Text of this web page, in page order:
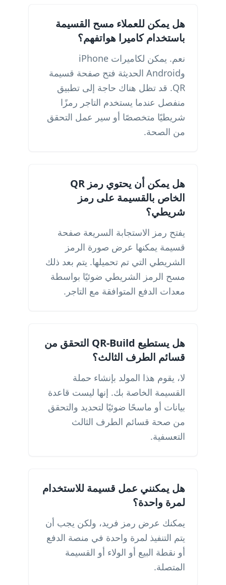
هل يمكن للعملاء مسح القسيمة
باستخدام كاميرا هواتفهم؟
نعم. يمكن لكاميرات iPhone
وAndroid الحديثة فتح صفحة قسيمة
QR. قد تظل هناك حاجة إلى تطبيق
منفصل عندما يستخدم التاجر رمزًا
شريطيًا متخصصًا أو سير عمل التحقق
من الصحة.
هل يمكن أن يحتوي رمز QR
الخاص بالقسيمة على رمز
شريطي؟
يفتح رمز الاستجابة السريعة صفحة
قسيمة يمكنها عرض صورة الرمز
الشريطي التي تم تحميلها. يتم بعد ذلك
مسح الرمز الشريطي ضوئيًا بواسطة
معدات الدفع المتوافقة مع التاجر.
هل يستطيع QR-Build التحقق من
قسائم الطرف الثالث؟
لا، يقوم هذا المولد بإنشاء حملة
القسيمة الخاصة بك. إنها ليست قاعدة
بيانات أو ماسحًا ضوئيًا لتحديد والتحقق
من صحة قسائم الطرف الثالث
التعسفية.
هل يمكنني عمل قسيمة للاستخدام
لمرة واحدة؟
يمكنك عرض رمز فريد، ولكن يجب أن
يتم التنفيذ لمرة واحدة في منصة الدفع
أو نقطة البيع أو الولاء أو القسيمة
المتصلة.